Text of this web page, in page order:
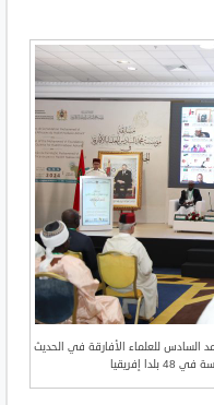
للعلماء الأفارقة في الحديث
إفريقيا